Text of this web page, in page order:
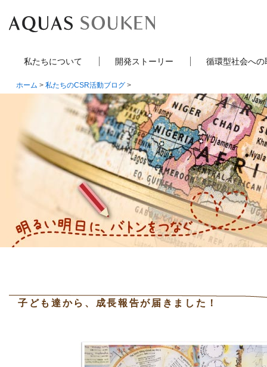
私たちについて 開発ストーリー 循環型社会への
ホーム > 私たちのCSR活動ブログ >
子ども達から、成長報告が届きました！